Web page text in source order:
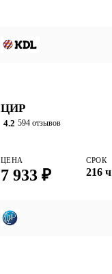
ЦИР
4.2 594 отзывов
ЦЕНА
7 933 ₽
СРОК
216 ч